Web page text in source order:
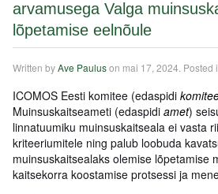
arvamusega Valga
lõpetamise eelnõule
Written byAve Pauluson mai 17, 2024 . Posted
ICOMOS Eesti komitee (edaspidi
Muinsuskaitseameti (edaspidi amet)
linnatuumiku muinsuskaitseala ei vasta
kriteeriumitele ning palub loobuda
muinsuskaitsealaks olemise lõpetamise
kaitsekorra koostamise protsessi ja